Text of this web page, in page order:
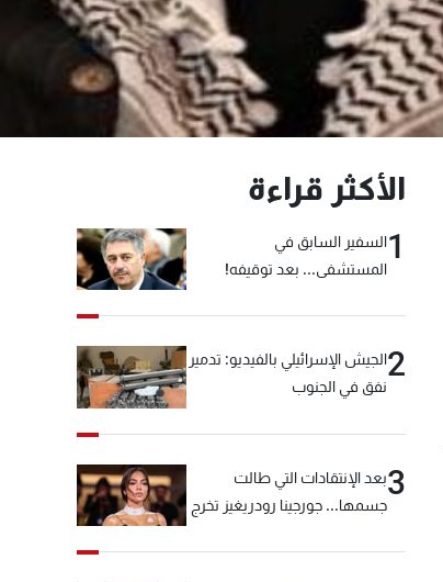
الأكثر قراءة
1السفير السابق في
المستشفى... بعد توقيفه!
2الجيش الإسرائيلي بالفيديو: تدمير
نفق في الجنوب
3بعد الإنتقادات التي طالت
جسمها... جورجينا رودريغيز تخرج